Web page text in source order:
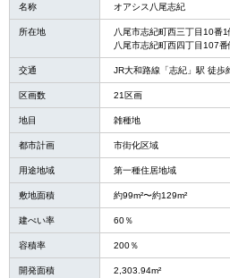
名称 オアシス八尾志紀
所在地
八尾市志紀町西三丁目10番1
八尾市志紀町西四丁目107番
交通 JR大和路線「志紀」駅 徒歩
区画数 21区画
地目 雑種地
都市計画 市街化区域
用途地域 第一種住居地域
敷地面積 約99m²〜約129m²
建ぺい率 60％
容積率 200％
開発面積 2,303.94m²